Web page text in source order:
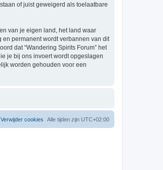
of juist geweigerd als toelaatbare
van je eigen land, het land waar
permanent wordt verbannen van dit
dat “Wandering Spirits Forum” het
je bij ons invoert wordt opgeslagen
worden gehouden voor een
Alle tijden zijn UTC+02:00
Verwijder cookies